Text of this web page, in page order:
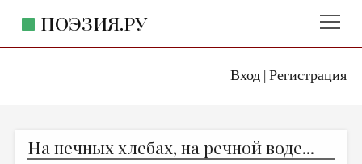
Вход| Регистрация
ПОЭЗИЯ.РУ
ЖАНРЫ
На печных хлебах, на речной воде...